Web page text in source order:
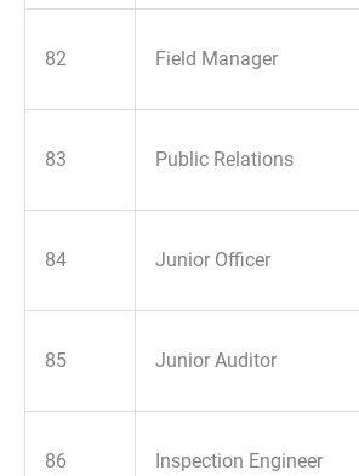
82 Field Manager
83 Public Relations
84 Junior Officer
85 Junior Auditor
86 Inspection Engineer